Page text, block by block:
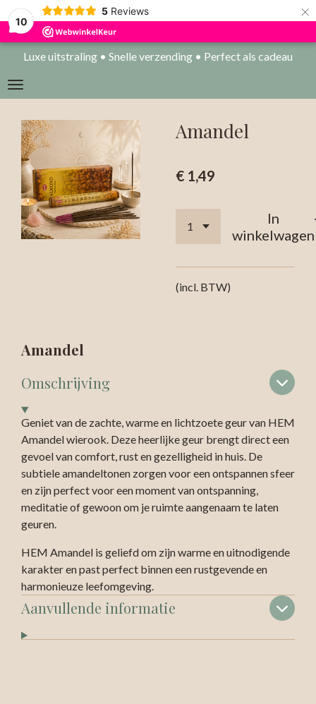
10
5 Reviews ×
Luxe uitstraling • Snelle verzending • Perfect als cadeau
Amandel
€ 1,49
In
winkelwagen
(incl. BTW)
Amandel
Omschrijving
Geniet van de zachte, warme en lichtzoete geur van HEM
Amandel wierook. Deze heerlijke geur brengt direct een
gevoel van comfort, rust en gezelligheid in huis. De
subtiele amandeltonen zorgen voor een ontspannen sfeer
en zijn perfect voor een moment van ontspanning,
meditatie of gewoon om je ruimte aangenaam te laten
geuren.
HEM Amandel is geliefd om zijn warme en uitnodigende
karakter en past perfect binnen een rustgevende en
harmonieuze leefomgeving.
Aanvullende informatie